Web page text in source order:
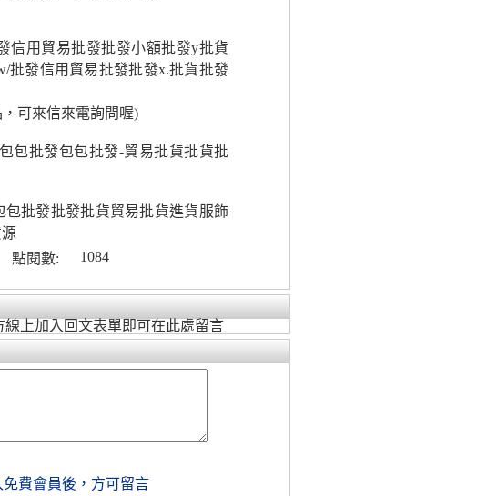
信用貿易批發批發小額批發y批貨
批發信用貿易批發批發x.批貨批發
可來信來電詢問喔)
包批發包包批發-貿易批貨批貨批
批發批發批貨貿易批貨進貨服飾
點閱數: 1084
上加入回文表單即可在此處留言
費會員後，方可留言